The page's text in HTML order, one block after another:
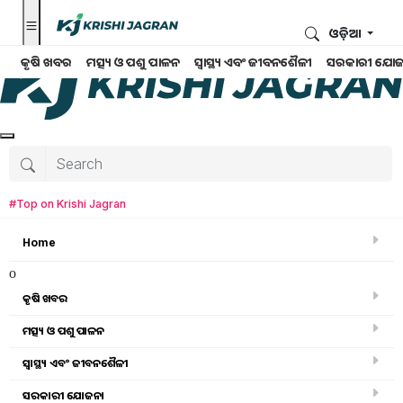
କୃଷି ଖବର ମତ୍ସ୍ୟ ଓ ପଶୁ ପାଳନ ସ୍ୱାସ୍ଥ୍ୟ ଏବଂ ଜୀବନଶୈଳୀ ସରକାରୀ
ଓଡ଼ିଆ
#Top on Krishi Jagran
Home
o
କୃଷି ଖବର
ମତ୍ସ୍ୟ ଓ ପଶୁ ପାଳନ
ସ୍ୱାସ୍ଥ୍ୟ ଏବଂ ଜୀବନଶୈଳୀ
ସରକାରୀ ଯୋଜନା
କୃଷି ବିଶ୍ବକୋଷ